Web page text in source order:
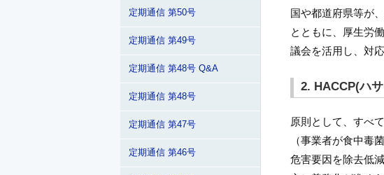
国や都道府県等が
とともに、厚生労
議会を活用し、対
2. HACCP(ハ
原則として、すべ
（事業者が食中毒
危害要因を除去低
定期通信 第50号
定期通信 第49号
定期通信 第48号 Q&A
定期通信 第48号
定期通信 第47号
定期通信 第46号